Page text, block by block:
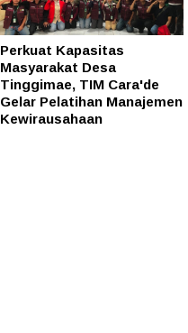
Perkuat Kapasitas
Masyarakat Desa
Tinggimae, TIM Cara'de
Gelar Pelatihan Manajemen
Kewirausahaan